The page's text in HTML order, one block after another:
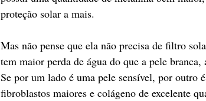
proteção solar a mais.
Mas não pense que ela não precisa de filtro
tem maior perda de água do que a pele
Se por um lado é uma pele sensível, por outro
fibroblastos maiores e colágeno de excelente